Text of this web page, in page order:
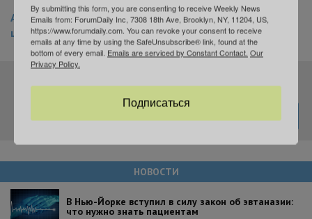
Аркады и игровые автоматы: в Нью-Йорке открылся
центр развлечений по-старому
НОВОСТИ
В Нью-Йорке вступил в силу закон об эвтаназии:
что нужно знать пациентам
By submitting this form, you are consenting to receive Weekly News
Emails from: ForumDaily Inc, 7308 18th Ave, Brooklyn, NY, 11204, US,
https://www.forumdaily.com. You can revoke your consent to receive
emails at any time by using the SafeUnsubscribe® link, found at the
bottom of every email. Emails are serviced by Constant Contact. Our
Privacy Policy.
Подписаться